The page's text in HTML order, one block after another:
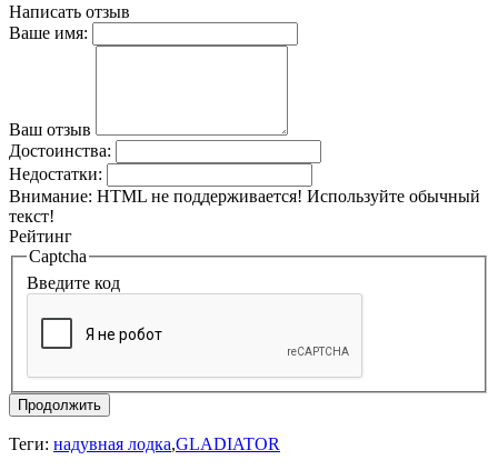
Написать отзыв
Ваше имя:
Ваш отзыв
Достоинства:
Недостатки:
Внимание: HTML не поддерживается! Используйте обычный
текст!
Рейтинг
Captcha
Введите код
Продолжить
Теги: надувная лодка,GLADIATOR